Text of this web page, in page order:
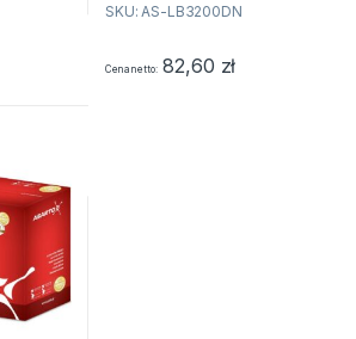
producenta drukarki. Oznacza
pozwalają na...
SKU: AS-LB3200DN
Cena netto 82,60 zł